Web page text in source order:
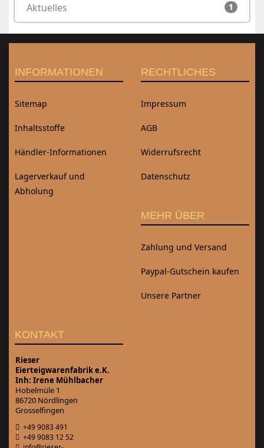
Aktuelles 1
INFORMATIONEN
Sitemap
Inhaltsstoffe
Händler-Informationen
Lagerverkauf und
Abholung
RECHTLICHES
Impressum
AGB
Widerrufsrecht
Datenschutz
MEHR ÜBER
Zahlung und Versand
Paypal-Gutschein kaufen
Unsere Partner
KONTAKT
Rieser
Eierteigwarenfabrik e.K.
Inh: Irene Mühlbacher
Hobelmüle 1
86720 Nördlingen
Grosselfingen
+49 9083 491
+49 9083 12 52